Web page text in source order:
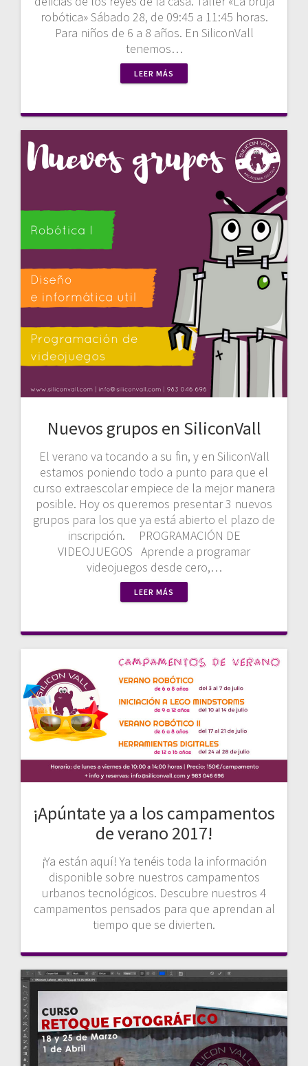
robótica» Sábado 28, de 09:45 a 11:45 horas.
Para niños de 6 a 8 años. En SiliconVall
tenemos…
LEER MÁS
Nuevos grupos en SiliconVall
El verano va tocando a su fin, y en SiliconVall
estamos poniendo todo a punto para que el
curso extraescolar empiece de la mejor manera
posible. Hoy os queremos presentar 3 nuevos
grupos para los que ya está abierto el plazo de
inscripción. PROGRAMACIÓN DE
VIDEOJUEGOS Aprende a programar
videojuegos desde cero,…
LEER MÁS
¡Apúntate ya a los campamentos
de verano 2017!
¡Ya están aquí! Ya tenéis toda la información
disponible sobre nuestros campamentos
urbanos tecnológicos. Descubre nuestros 4
campamentos pensados para que aprendan al
tiempo que se divierten.